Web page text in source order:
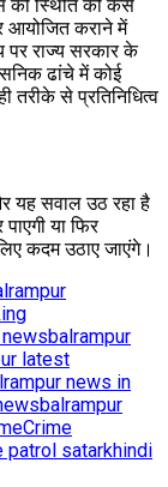
की स्थिति को कैसे
आयोजित कराने में
राज्य सरकार के
ढांचे में कोई
से प्रतिनिधित्व
यह सवाल उठ रहा है
या फिर
कदम उठाए जाएंगे।
balrampur
latest
news in
balrampur
Crime
patrol satarkhindi